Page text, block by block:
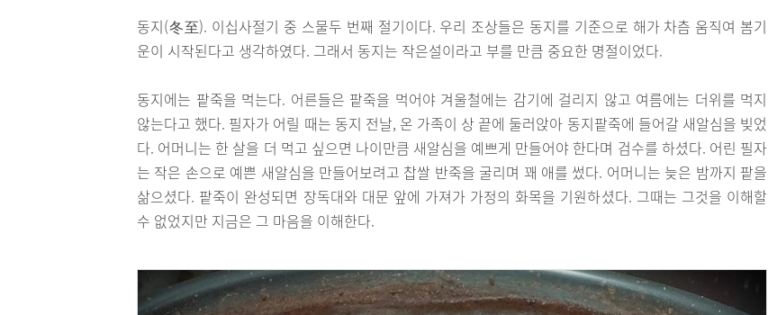
동지(冬至). 이십사절기 중 스물두 번째 절기이다. 우리 조상들은 동지를 기준으로 해가 차츰 움직여 봄기
운이 시작된다고 생각하였다. 그래서 동지는 작은설이라고 부를 만큼 중요한 명절이었다.
동지에는 팥죽을 먹는다. 어른들은 팥죽을 먹어야 겨울철에는 감기에 걸리지 않고 여름에는 더위를 먹지
않는다고 했다. 필자가 어릴 때는 동지 전날, 온 가족이 상 끝에 둘러앉아 동지팥죽에 들어갈 새알심을 빚었
다. 어머니는 한 살을 더 먹고 싶으면 나이만큼 새알심을 예쁘게 만들어야 한다며 검수를 하셨다. 어린 필자
는 작은 손으로 예쁜 새알심을 만들어보려고 찹쌀 반죽을 굴리며 꽤 애를 썼다. 어머니는 늦은 밤까지 팥을
삶으셨다. 팥죽이 완성되면 장독대와 대문 앞에 가져가 가정의 화목을 기원하셨다. 그때는 그것을 이해할
수 없었지만 지금은 그 마음을 이해한다.